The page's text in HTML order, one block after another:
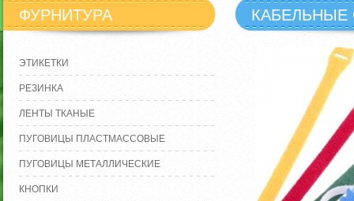
ФУРНИТУРА
ЭТИКЕТКИ
РЕЗИНКА
ЛЕНТЫ ТКАНЫЕ
ПУГОВИЦЫ ПЛАСТМАССОВЫЕ
ПУГОВИЦЫ МЕТАЛЛИЧЕСКИЕ
КНОПКИ
КАБЕЛЬНЫЕ